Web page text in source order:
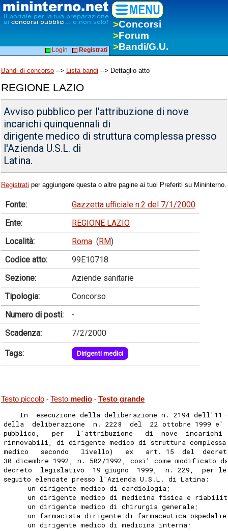
>Concorsi
>Forum
>Bandi/G.U.
Login Registrati
Bandi di concorso --> Lista bandi --> Dettaglio atto
REGIONE LAZIO
Avviso pubblico per l'attribuzione di nove
incarichi quinquennali di
dirigente medico di struttura complessa presso
l'Azienda U.S.L. di
Latina.
Registrati per aggiungere questa o altre pagine ai tuoi Preferiti su Mininterno.
Fonte:
Gazzetta ufficiale n.2 del 7/1/2000
Ente:
REGIONE LAZIO
Località:
Roma (RM)
Codice atto:
99E10718
Sezione:
Aziende sanitarie
Tipologia:
Concorso
Numero di posti:
-
Scadenza:
7/2/2000
Tags: Dirigenti medici
Testo piccolo - Testo medio - Testo grande
In  esecuzione della deliberazione n. 2194 dell'11
della  deliberazione  n. 2228  del  22 ottobre 1999 e'
pubblico,   per   l'attribuzione   di  nove  incarichi
rinnovabili, di dirigente medico di struttura
medico   secondo   livello)   ex   art. 15  del
30 dicembre 1992, n. 502/1992, cosi' come
decreto  legislativo  19 giugno  1999,  n. 229,  per
seguito elencate presso l'Azienda U.S.L. di Latina:
      un dirigente medico di cardiologia;
un dirigente medico di medicina fisica e
      un dirigente medico di chirurgia generale;
un farmacista dirigente di farmaceutica
      un dirigente medico di medicina interna;